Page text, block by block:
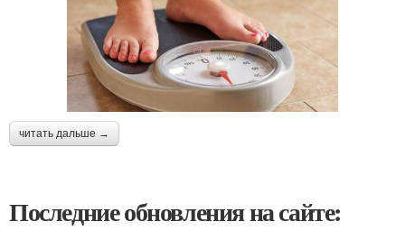
читать дальше →
Последние обновления на сайте: